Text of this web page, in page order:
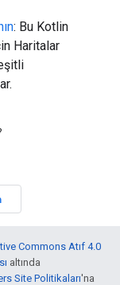
: Bu Kotlin
Haritalar
Commons Atıf 4.0
altında
Site Politikaları'na